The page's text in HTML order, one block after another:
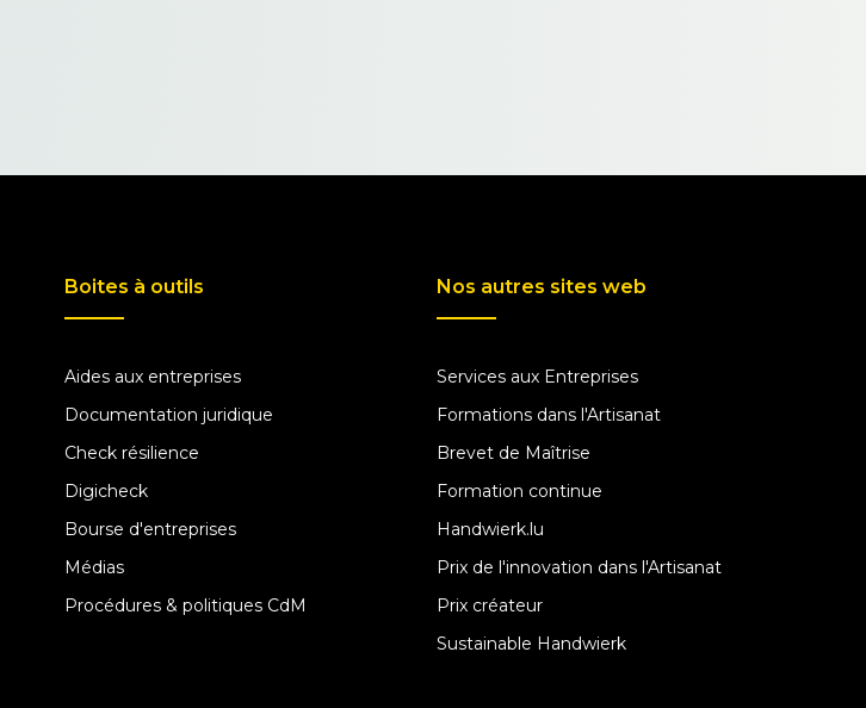
Boites à outils
Aides aux entreprises
Documentation juridique
Check résilience
Digicheck
Bourse d'entreprises
Médias
Procédures & politiques CdM
Nos autres sites web
Services aux Entreprises
Formations dans l'Artisanat
Brevet de Maîtrise
Formation continue
Handwierk.lu
Prix de l'innovation dans l'Artisanat
Prix créateur
Sustainable Handwierk